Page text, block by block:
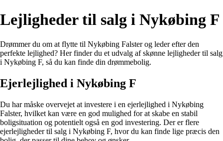
Lejligheder til salg i Nykøbing F
Drømmer du om at flytte til Nykøbing Falster og leder efter den
perfekte lejlighed? Her finder du et udvalg af skønne lejligheder til salg
i Nykøbing F, så du kan finde din drømmebolig.
Ejerlejlighed i Nykøbing F
Du har måske overvejet at investere i en ejerlejlighed i Nykøbing
Falster, hvilket kan være en god mulighed for at skabe en stabil
boligsituation og potentielt også en god investering. Der er flere
ejerlejligheder til salg i Nykøbing F, hvor du kan finde lige præcis den